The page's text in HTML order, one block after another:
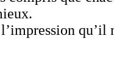
qu’il